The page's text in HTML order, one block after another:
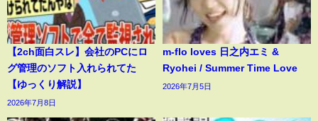
【2ch面白スレ】会社のPCにロ
グ管理のソフト入れられてた
【ゆっくり解説】
2026年7月8日
m-flo loves 日之内エミ &
Ryohei / Summer Time Love
2026年7月5日